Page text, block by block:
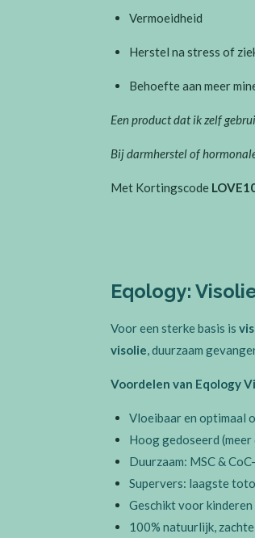
Vermoeidheid
Herstel na stress of
Behoefte aan meer
Een product dat ik zelf
Bij darmherstel of
Met Kortingscode
Eqology:
Voor een sterke basis is
visolie, duurzaam
Voordelen van Eqology
Vloeibaar en optimaal
Hoog gedoseerd (meer
Duurzaam: MSC &
Supervers: laagste
Geschikt voor
100% natuurlijk, zachte